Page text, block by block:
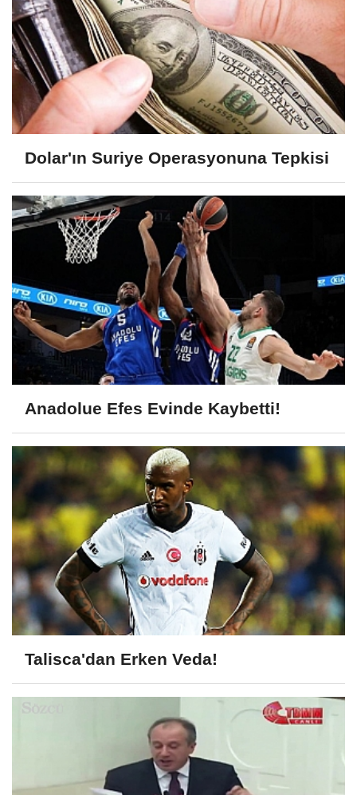
Dolar'ın Suriye Operasyonuna Tepkisi
Anadolue Efes Evinde Kaybetti!
Talisca'dan Erken Veda!